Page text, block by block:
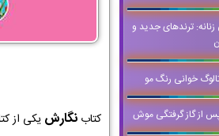
ترندهای جدید و
خوانی رنگ مو
از گاز گرفتگی موش کتابنگارش یکی از